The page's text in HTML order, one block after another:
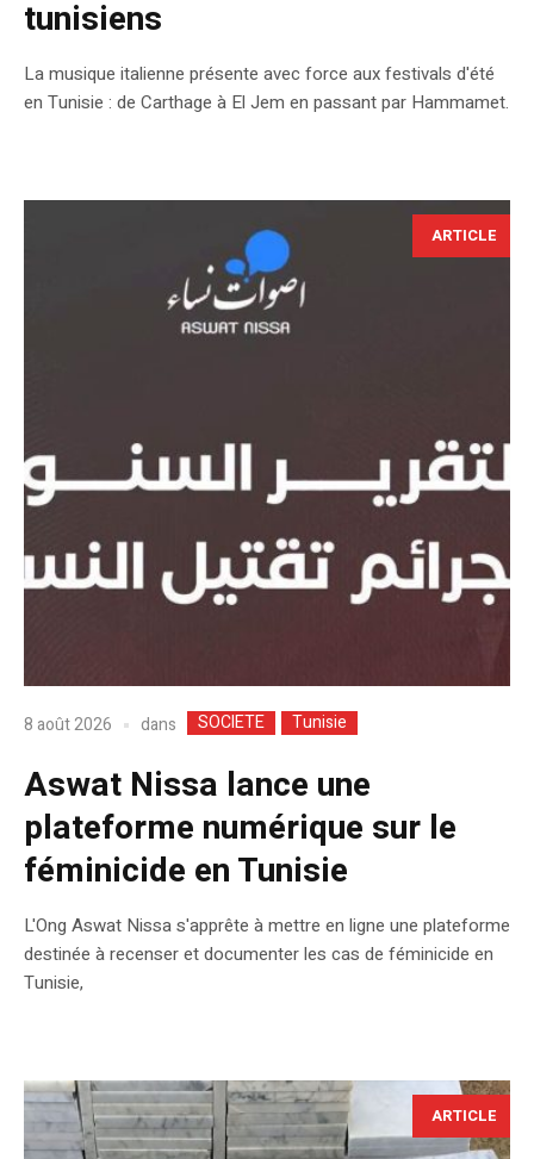
tunisiens
La musique italienne présente avec force aux festivals d'été
en Tunisie : de Carthage à El Jem en passant par Hammamet.
ARTICLE
8 août 2026 dans SOCIETE Tunisie
Aswat Nissa lance une
plateforme numérique sur le
féminicide en Tunisie
L'Ong Aswat Nissa s'apprête à mettre en ligne une plateforme
destinée à recenser et documenter les cas de féminicide en
Tunisie,
ARTICLE